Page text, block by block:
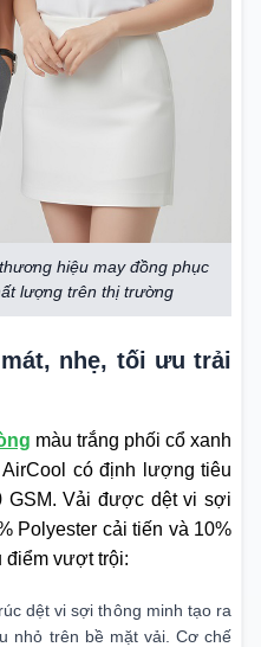
hiệu may đồng phục
lượng trên thị trường
nhẹ, tối ưu trải
màu trắng phối cổ xanh
có định lượng tiêu
GSM. Vải được dệt vi sợi
Polyester cải tiến và 10%
điểm vượt trội:
dệt vi sợi thông minh tạo ra
nhỏ trên bề mặt vải. Cơ chế